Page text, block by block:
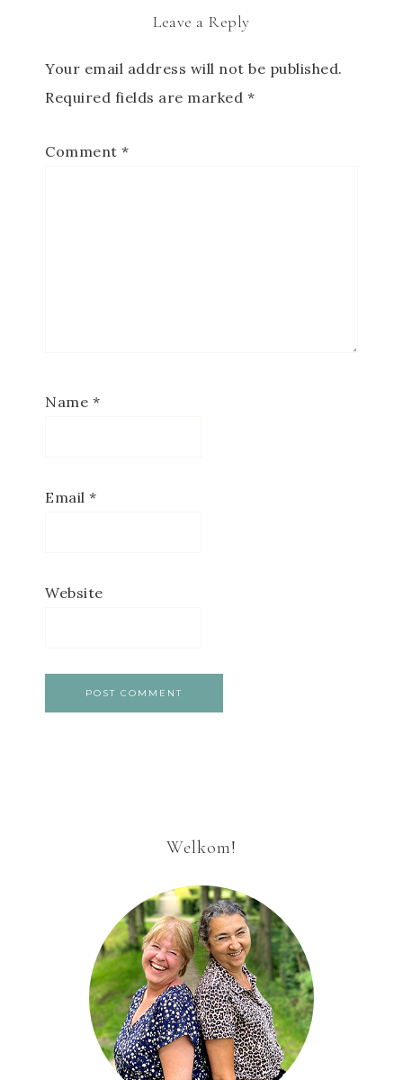
Leave a Reply
Your email address will not be published.
Required fields are marked *
Comment *
Name *
Email *
Website
Welkom!